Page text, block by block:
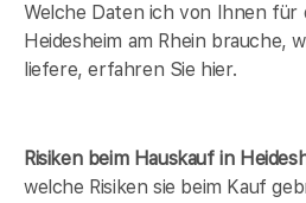
Welche Daten ich von Ihnen für
Heidesheim am Rhein brauche,
liefere, erfahren Sie hier.
Risiken beim Hauskaufin
welche Risiken sie beim Kauf